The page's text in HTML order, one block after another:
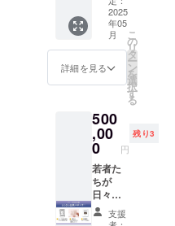
メッ
セージ
はメー
ルにて
いたし
ます。
期が変
更とな
る場合
は事前
に連絡
させて
いただ
きます
ので、
いただ
く内容
のプラ
守りま
す ※ 詳
は、ご
支援後
にメー
ルにて
ご連絡
いたし
ます ※
お礼
ビュー
をまと
めたレ
ポート
けしま
す。 今
の “リア
ル” が
ぎゅっ
と詰
まった
一冊
（PDF
）で
（sans
ato）下
北沢
は、
2015年
路に
オープ
ンした
＆ギャ
ラ
リー。1
階では
シャツ
もお渡
ししま
す！本
リター
限定と
なりま
す。 ▼
リター
ン内容
①シン
そのま
んま荘
復活祭
んと一
緒に仕
上げた
限定デ
ザイ
ン。ロ
ンTを着
緒に復
活祭を
盛り上
げてく
れたら
嬉しい
です！
▼リ
ターン
てお礼
のメッ
セージ
をお届
けしま
す！30
という
節目を
迎えら
れるよ
う、ご
協力い
ただけ
ません
か？ ▼
げる場
にして
いきま
す！ こ
ちらの
リター
あなた
の支援
によっ
て、シ
ン その
まんま
荘に滞
在した
若者が
場を提
供しま
す。 感
謝の気
持ちを
込め
若者3名
からの
感想
メッ
セージ
をお届
けしま
す。さ
らに、
2025
年05
月
詳細を見る
こ
の
リ
タ
ー
ン
を
選
択
す
る
500
,00
0 円
残り3
若者た
ちが
日々集
う『シ
ン その
支援